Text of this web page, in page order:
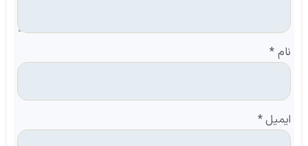
نام *
ایمیل*